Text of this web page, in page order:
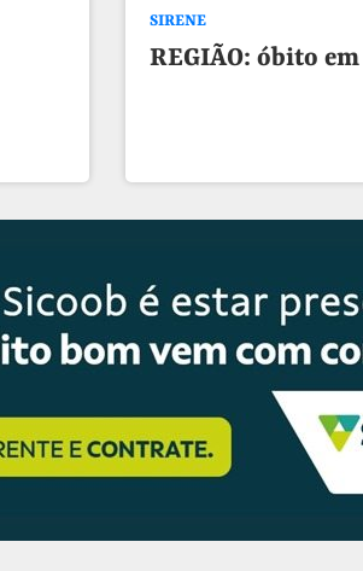
SIRENE
REGIÃO: óbito